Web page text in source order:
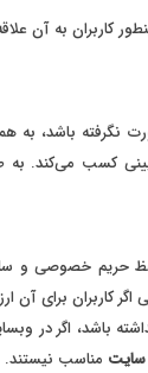
کاربران به آن
نگرفته باشد، به
کسب می‌کند. به
حفظ حریم خصوصی و
کاربران برای آن
باشد، اگر در
مناسب نیستند.